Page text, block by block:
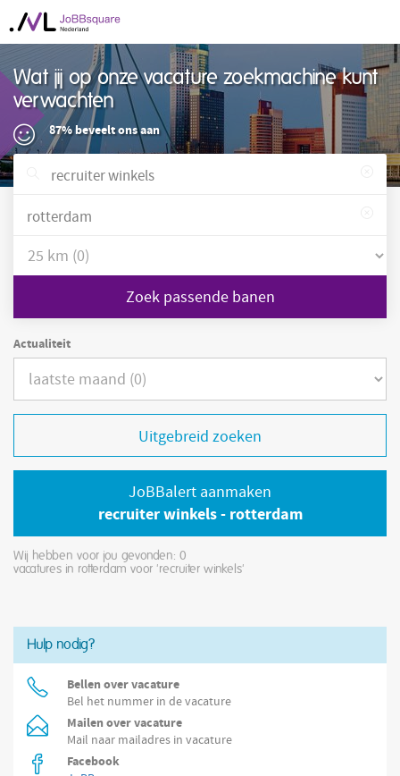
Wat jij op onze vacature zoekmachine kunt
verwachten
87% beveelt ons aan
Zoek passende banen
Actualiteit
Uitgebreid zoeken
JoBBalert aanmaken
recruiter winkels - rotterdam
Wij hebben voor jou gevonden: 0
vacatures in rotterdam voor 'recruiter winkels'
Hulp nodig?
Bellen over vacature
Bel het nummer in de vacature
Mailen over vacature
Mail naar mailadres in vacature
Facebook